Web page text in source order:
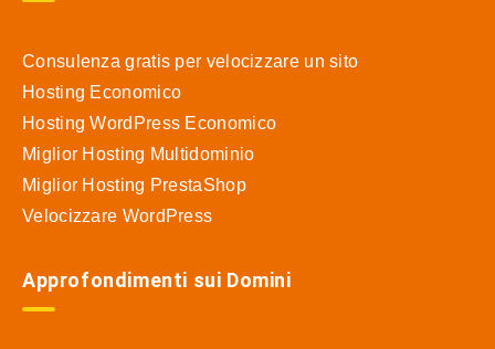
Consulenza gratis per velocizzare un sito
Hosting Economico
Hosting WordPress Economico
Miglior Hosting Multidominio
Miglior Hosting PrestaShop
Velocizzare WordPress
Approfondimenti sui Domini